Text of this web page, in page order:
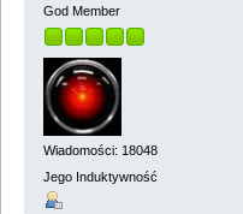
God Member
Wiadomości: 18048
Jego Induktywność